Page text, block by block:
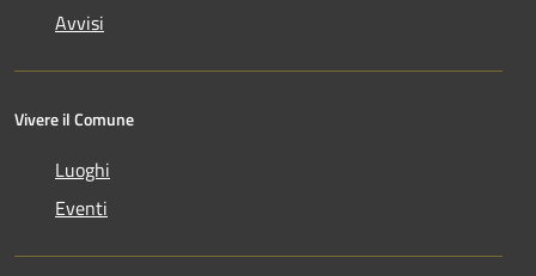
Avvisi
Vivere il Comune
Luoghi
Eventi